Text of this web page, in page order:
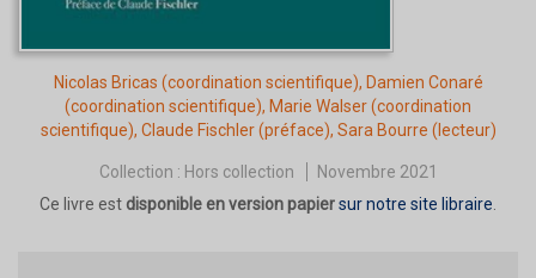
Nicolas Bricas (coordination scientifique), Damien Conaré
(coordination scientifique), Marie Walser(coordination
scientifique), Claude Fischler(préface), Sara Bourre (lecteur)
Collection : Hors collection
Novembre 2021
Ce livre est disponible en version papiersur notre site libraire